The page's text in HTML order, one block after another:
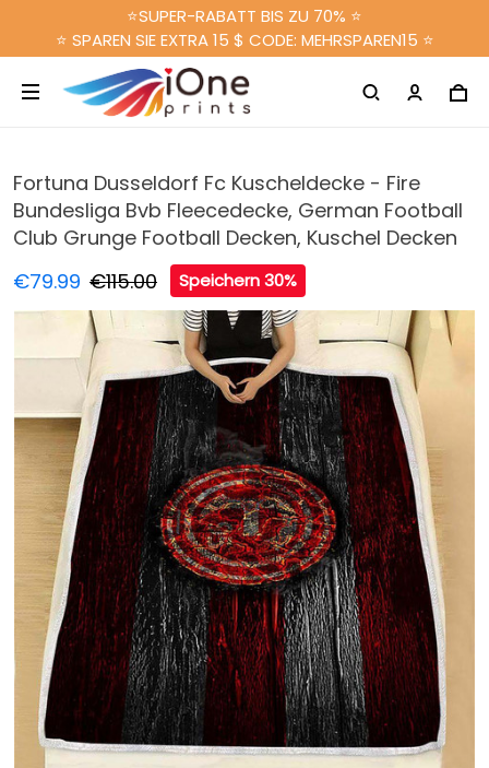
⭐SUPER-RABATT BIS ZU 70% ⭐
⭐ SPAREN SIE EXTRA 15 $ CODE: MEHRSPAREN15 ⭐
Fortuna Dusseldorf Fc Kuscheldecke - Fire
Bundesliga Bvb Fleecedecke, German Football
Club Grunge Football Decken, Kuschel Decken
€79.99 €115.00 Speichern 30%